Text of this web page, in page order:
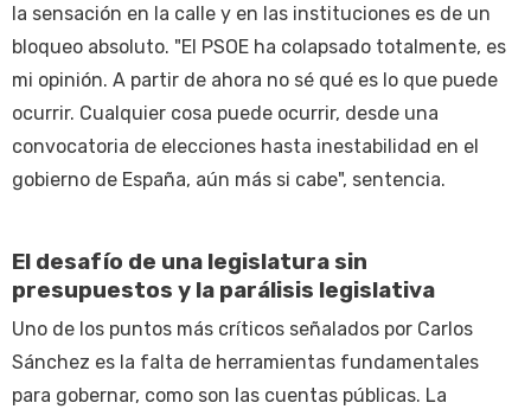
la sensación en la calle y en las instituciones es de un
bloqueo absoluto. "El PSOE ha colapsado totalmente, es
mi opinión. A partir de ahora no sé qué es lo que puede
ocurrir. Cualquier cosa puede ocurrir, desde una
convocatoria de elecciones hasta inestabilidad en el
gobierno de España, aún más si cabe", sentencia.
El desafío de una legislatura sin
presupuestos y la parálisis legislativa
Uno de los puntos más críticos señalados por Carlos
Sánchez es la falta de herramientas fundamentales
para gobernar, como son las cuentas públicas. La